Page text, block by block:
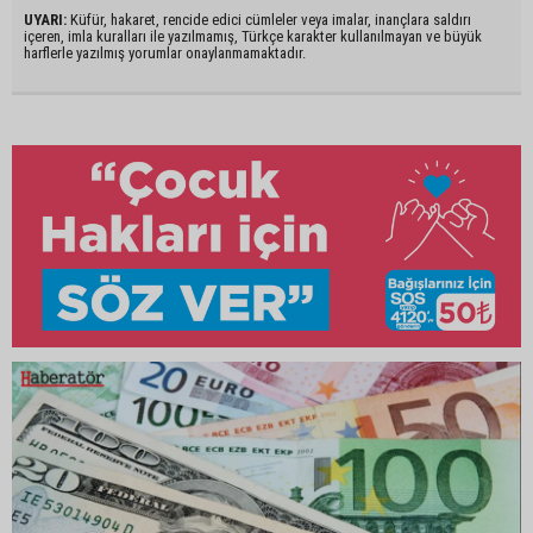
UYARI: Küfür, hakaret, rencide edici cümleler veya imalar, inançlara saldırı
içeren, imla kuralları ile yazılmamış, Türkçe karakter kullanılmayan ve büyük
harflerle yazılmış yorumlar onaylanmamaktadır.